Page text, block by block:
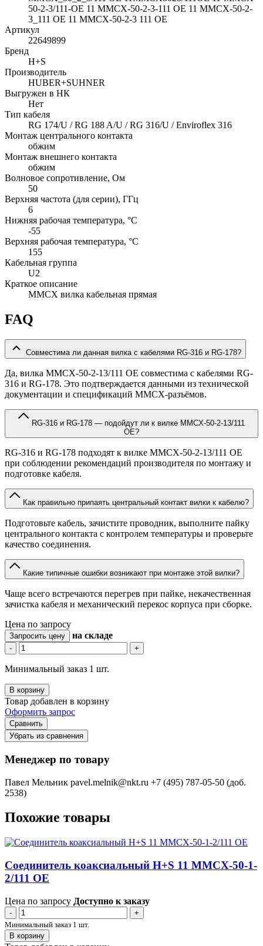
50-2-3/111-OE 11 MMCX-50-2-3-111 OE 11 MMCX-50-2-
3_111 OE 11 MMCX-50-2-3 111 OE
Артикул
22649899
Бренд
H+S
Производитель
HUBER+SUHNER
Выгружен в НК
Нет
Тип кабеля
RG 174/U / RG 188 A/U / RG 316/U / Enviroflex 316
Монтаж центрального контакта
обжим
Монтаж внешнего контакта
обжим
Волновое сопротивление, Ом
50
Верхняя частота (для серии), ГГц
6
Нижняя рабочая температура, °C
-55
Верхняя рабочая температура, °C
155
Кабельная группа
U2
Краткое описание
MMCX вилка кабельная прямая
FAQ
Совместима ли данная вилка с кабелями RG-316 и RG-178?
Да, вилка MMCX-50-2-13/111 OE совместима с кабелями RG-
316 и RG-178. Это подтверждается данными из технической
документации и спецификаций MMCX-разъёмов.
OE?
RG-316 и RG-178 подходят к вилке MMCX-50-2-13/111 OE
при соблюдении рекомендаций производителя по монтажу и
подготовке кабеля.
Как правильно припаять центральный контакт вилки к кабелю?
Подготовьте кабель, зачистите проводник, выполните пайку
центрального контакта с контролем температуры и проверьте
качество соединения.
Какие типичные ошибки возникают при монтаже этой вилки?
Чаще всего встречаются перегрев при пайке, некачественная
зачистка кабеля и механический перекос корпуса при сборке.
Цена по запросу
Запросить цену на складе
- +
Минимальный заказ 1 шт.
В корзину
Товар добавлен в корзину
Оформить запрос
Сравнить
Убрать из сравнения
Менеджер по товару
Павел Мельник pavel.melnik@nkt.ru +7 (495) 787-05-50 (доб.
2538)
Похожие товары
Соединитель коаксиальный H+S 11 MMCX-50-1-
2/111 OE
Цена по запросу Доступно к заказу
-
+
Минимальный заказ 1 шт.
В корзину